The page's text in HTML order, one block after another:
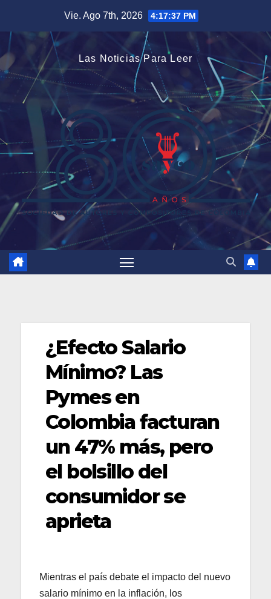
contenido
Vie. Ago 7th, 2026 4:17:38 PM
Las Noticias Para Leer
¿Efecto Salario
Mínimo? Las
Pymes en
Colombia facturan
un 47% más, pero
el bolsillo del
consumidor se
aprieta
Mientras el país debate el impacto del nuevo
salario mínimo en la inflación, los